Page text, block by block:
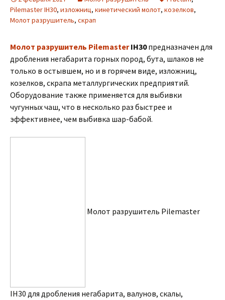
Pilemaster IH30, изложниц, кинетический молот, козелков,
Молот разрушитель, скрап
Молот разрушитель PilemasterIH30предназначен для
дробления негабарита горных пород, бута, шлаков не
только в остывшем, но и в горячем виде, изложниц,
козелков, скрапа металлургических предприятий.
Оборудование также применяется для выбивки
чугунных чаш, что в несколько раз быстрее и
эффективнее, чем выбивка шар-бабой.
Молот разрушитель Pilemaster
IH30 для дробления негабарита, валунов, скалы,